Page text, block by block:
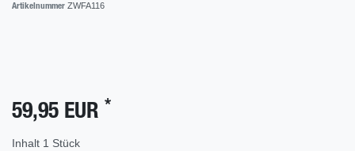
Artikelnummer ZWFA116
59,95 EUR *
Inhalt 1 Stück